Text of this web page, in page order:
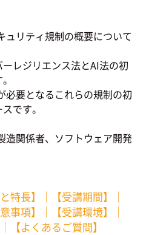
ュリティ規制の概要について
レジリエンス法とAI法の初
必要となるこれらの規制の初
です。
造関係者、ソフトウェア開発
特長】 ｜ 【受講期間】
｜
事項】 ｜ 【受講環境】
｜
｜ 【よくあるご質問】